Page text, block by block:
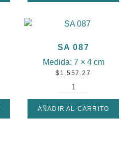
SA 087
Medida: 7 × 4 cm
$ 1,557.27
AÑADIR AL CARRITO